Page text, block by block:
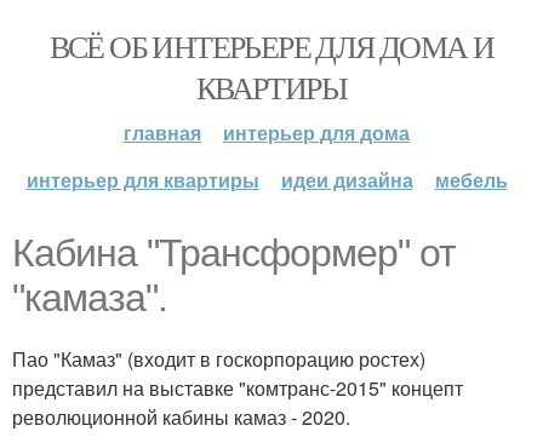
ВСЁ ОБ ИНТЕРЬЕРЕ ДЛЯ ДОМА И
КВАРТИРЫ
главная
интерьер для дома
интерьер для квартиры
идеи дизайна мебель
Кабина "Трансформер" от
"камаза".
Пао "Камаз" (входит в госкорпорацию ростех)
представил на выставке "комтранс-2015" концепт
революционной кабины камаз - 2020.